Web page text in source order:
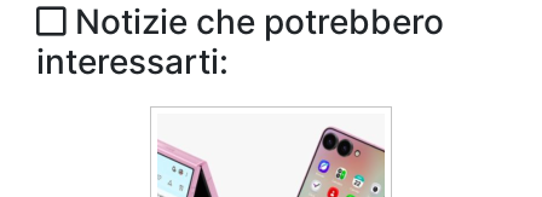
Notizie che potrebbero
interessarti: